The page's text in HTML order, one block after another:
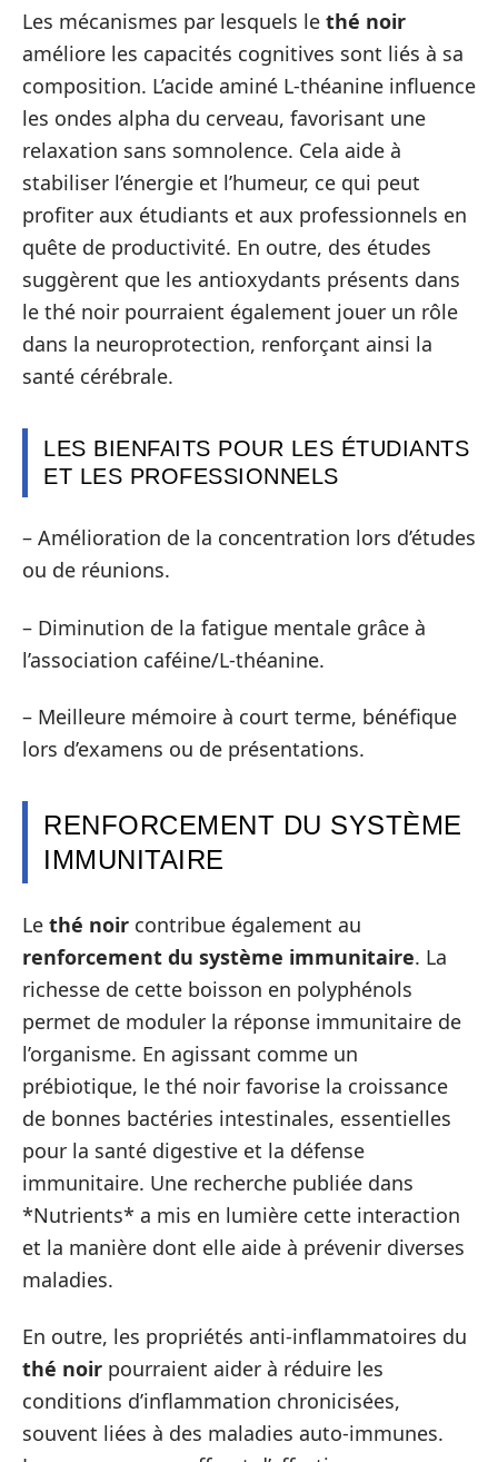
Les mécanismes par lesquels le thé noir
améliore les capacités cognitives sont liés à sa
composition. L’acide aminé L-théanine influence
les ondes alpha du cerveau, favorisant une
relaxation sans somnolence. Cela aide à
stabiliser l’énergie et l’humeur, ce qui peut
profiter aux étudiants et aux professionnels en
quête de productivité. En outre, des études
suggèrent que les antioxydants présents dans
le thé noir pourraient également jouer un rôle
dans la neuroprotection, renforçant ainsi la
santé cérébrale.
LES BIENFAITS POUR LES ÉTUDIANTS
ET LES PROFESSIONNELS
– Amélioration de la concentration lors d’études
ou de réunions.
– Diminution de la fatigue mentale grâce à
l’association caféine/L-théanine.
– Meilleure mémoire à court terme, bénéfique
lors d’examens ou de présentations.
RENFORCEMENT DU SYSTÈME
IMMUNITAIRE
Le thé noir contribue également au
renforcement du système immunitaire. La
richesse de cette boisson en polyphénols
permet de moduler la réponse immunitaire de
l’organisme. En agissant comme un
prébiotique, le thé noir favorise la croissance
de bonnes bactéries intestinales, essentielles
pour la santé digestive et la défense
immunitaire. Une recherche publiée dans
*Nutrients* a mis en lumière cette interaction
et la manière dont elle aide à prévenir diverses
maladies.
En outre, les propriétés anti-inflammatoires du
thé noir pourraient aider à réduire les
conditions d’inflammation chronicisées,
souvent liées à des maladies auto-immunes.